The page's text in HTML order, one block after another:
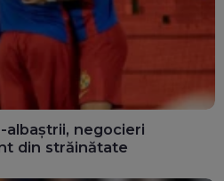
albaștrii, negocieri
din străinătate